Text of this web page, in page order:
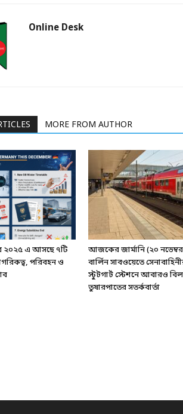
Online Desk
MORE FROM AUTHOR
২০২৫ এ আসছে ৭টি
পরিবহন ও
আজকের জার্মানি (২০
বার্লিন সাবওয়েতে
স্টুটগার্ট স্টেশনে আবারও
তুষারপাতের সতর্কবার্তা